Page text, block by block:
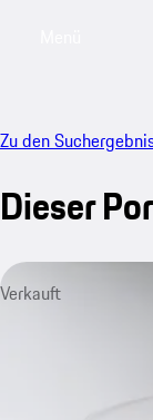
Zu den
Dieser
Verkauft